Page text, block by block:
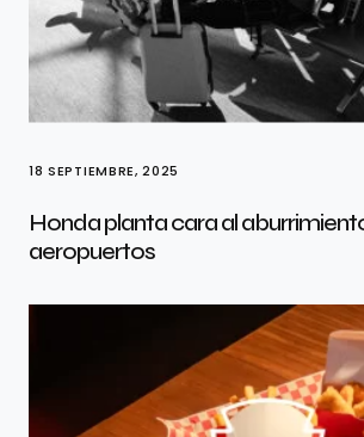
18 SEPTIEMBRE, 2025
Honda planta cara al
aeropuertos